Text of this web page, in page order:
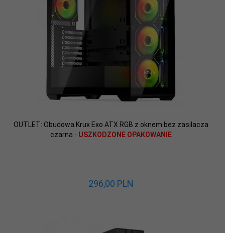
OUTLET: Obudowa Krux Exo ATX RGB z oknem bez zasilacza
czarna - USZKODZONE OPAKOWANIE
296,00 PLN